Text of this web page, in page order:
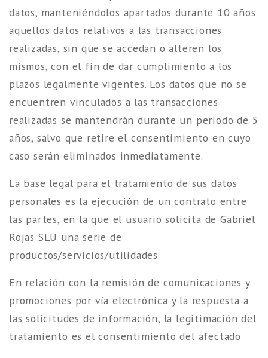
datos, manteniéndolos apartados durante 10 años
aquellos datos relativos a las transacciones
realizadas, sin que se accedan o alteren los
mismos, con el fin de dar cumplimiento a los
plazos legalmente vigentes. Los datos que no se
encuentren vinculados a las transacciones
realizadas se mantendrán durante un periodo de 5
años, salvo que retire el consentimiento en cuyo
caso serán eliminados inmediatamente.
La base legal para el tratamiento de sus datos
personales es la ejecución de un contrato entre
las partes, en la que el usuario solicita de Gabriel
Rojas SLU una serie de
productos/servicios/utilidades.
En relación con la remisión de comunicaciones y
promociones por vía electrónica y la respuesta a
las solicitudes de información, la legitimación del
tratamiento es el consentimiento del afectado